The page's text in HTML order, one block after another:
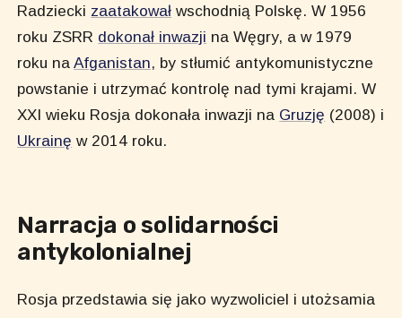
Radziecki zaatakował wschodnią Polskę. W 1956
roku ZSRR dokonał inwazji na Węgry, a w 1979
roku naAfganistan, by stłumić antykomunistyczne
powstanie i utrzymać kontrolę nad tymi krajami. W
XXI wieku Rosja dokonała inwazji na Gruzję (2008) i
Ukrainę w 2014 roku.
Narracja o solidarności
antykolonialnej
Rosja przedstawia się jako wyzwoliciel i utożsamia